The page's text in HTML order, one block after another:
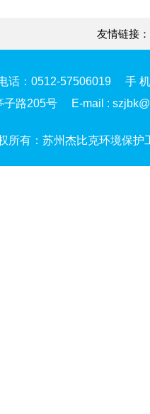
友情链接：
话：0512-57506019 手
子路205号 E-mail :
所有：苏州杰比克环境保